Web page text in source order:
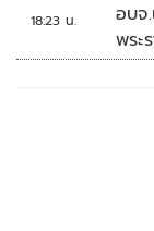
18:23 น.
อบจ
พระ
ประ